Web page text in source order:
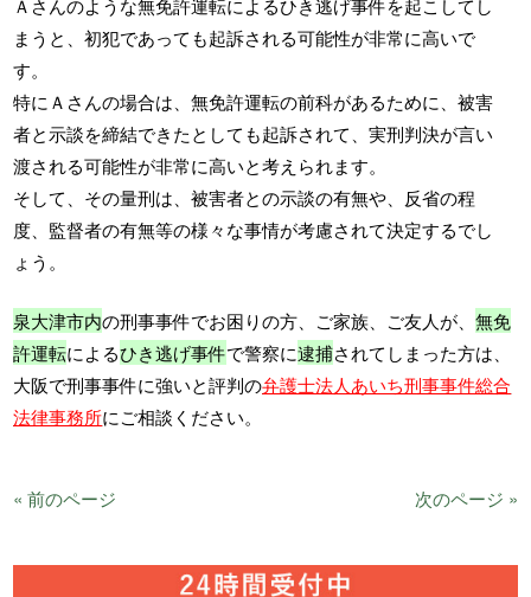
Ａさんのような無免許運転によるひき逃げ事件を起こしてし
まうと、初犯であっても起訴される可能性が非常に高いで
す。
特にＡさんの場合は、無免許運転の前科があるために、被害
者と示談を締結できたとしても起訴されて、実刑判決が言い
渡される可能性が非常に高いと考えられます。
そして、その量刑は、被害者との示談の有無や、反省の程
度、監督者の有無等の様々な事情が考慮されて決定するでし
ょう。
泉大津市内の刑事事件でお困りの方、ご家族、ご友人が、無免
許運転によるひき逃げ事件で警察に逮捕されてしまった方は、
大阪で刑事事件に強いと評判の弁護士法人あいち刑事事件総合
法律事務所にご相談ください。
« 前のページ 次のページ »